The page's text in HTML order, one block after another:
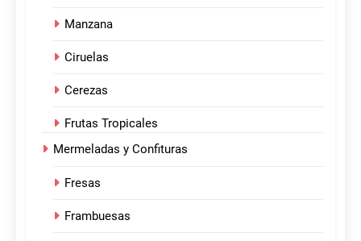
Manzana
Ciruelas
Cerezas
Frutas Tropicales
Mermeladas y Confituras
Fresas
Frambuesas